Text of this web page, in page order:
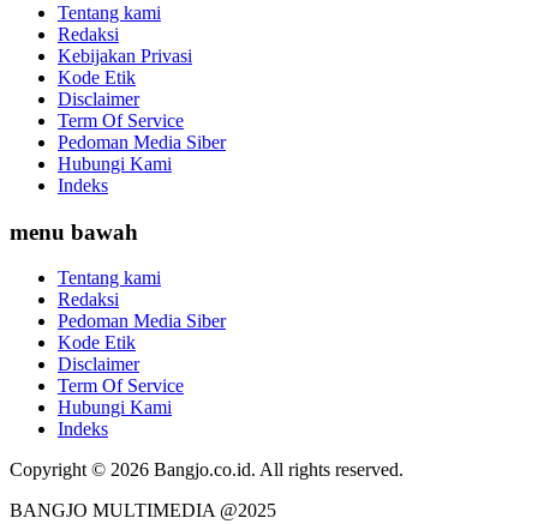
Tentang kami
Redaksi
Kebijakan Privasi
Kode Etik
Disclaimer
Term Of Service
Pedoman Media Siber
Hubungi Kami
Indeks
menu bawah
Tentang kami
Redaksi
Pedoman Media Siber
Kode Etik
Disclaimer
Term Of Service
Hubungi Kami
Indeks
Copyright © 2026 Bangjo.co.id. All rights reserved.
BANGJO MULTIMEDIA @2025